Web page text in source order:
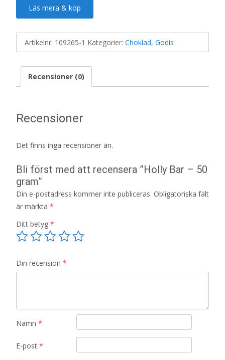
Läs mera & köp
Artikelnr: 109265-1 Kategorier: Choklad, Godis
Recensioner (0)
Recensioner
Det finns inga recensioner än.
Bli först med att recensera ”Holly Bar – 50
gram”
Din e-postadress kommer inte publiceras. Obligatoriska fält
är märkta *
Ditt betyg *
Din recension *
Namn *
E-post *